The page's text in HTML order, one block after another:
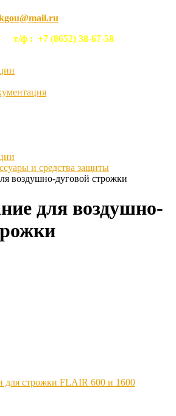
т/ф : +7 (8652) 38-67-58
и средства защиты
воздушно-дуговой строжки
для воздушно-
для строжки FLAIR 600 и 1600